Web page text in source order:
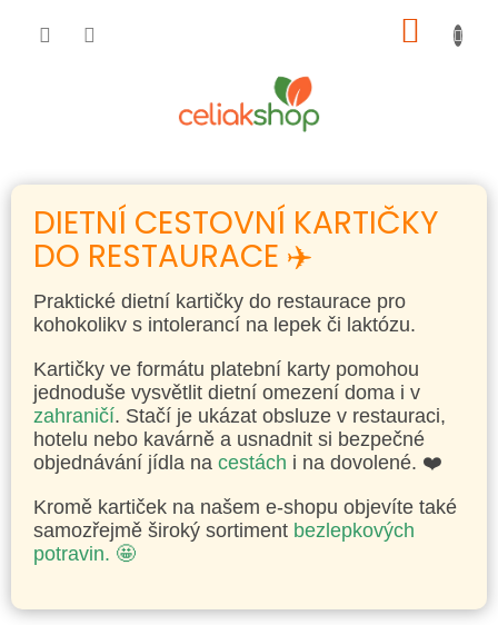
KOŠÍK
DIETNÍ CESTOVNÍ KARTIČKY
DO RESTAURACE ✈️
Praktické dietní kartičky do restaurace pro
kohokolikv s intolerancí na lepek či laktózu.
Kartičky ve formátu platební karty pomohou
jednoduše vysvětlit dietní omezení doma i v
zahraničí. Stačí je ukázat obsluze v restauraci,
hotelu nebo kavárně a usnadnit si bezpečné
objednávání jídla na cestách i na dovolené. ❤️
Kromě kartiček na našem e-shopu objevíte také
samozřejmě široký sortiment bezlepkových
potravin. 🤩